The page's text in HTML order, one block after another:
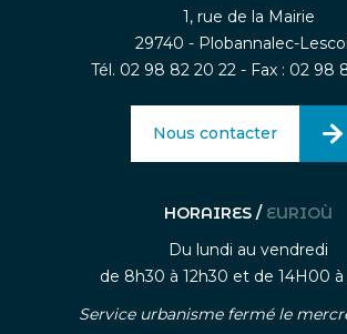
1, rue de la Mairie
29740 - Plobannalec-
Tél. 02 98 82 20 22 - Fax : 02 98
Nous contacter
HORAIRES / EURIOÙ
Du lundi au vendredi
de 8h30 à 12h30 et de 14H00
Service urbanisme fermé le